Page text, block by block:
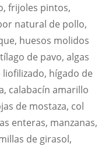
frijoles pintos,
natural de pollo,
huesos molidos
de pavo, algas
hígado de
calabacín amarillo
de mostaza, col
enteras, manzanas,
de girasol,